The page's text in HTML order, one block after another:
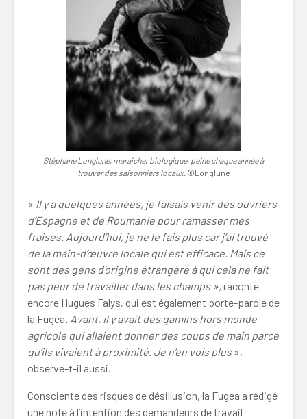
Stéphane Longlune, maraîcher biologique, peine chaque année à
trouver des saisonniers locaux. ©Longlune
« Il y a quelques années, je faisais venir des ouvriers
d’Espagne et de Roumanie pour ramasser mes
fraises. Aujourd’hui, je ne le fais plus car j’ai trouvé
de la main-d’œuvre locale qui est efficace. Mais ce
sont des gens d’origine étrangère à qui cela ne fait
pas peur de travailler dans les champs »,raconte
encore Hugues Falys, qui est également porte-parole de
la Fugea. Avant, il y avait des gamins hors monde
agricole qui allaient donner des coups de main parce
qu’ils vivaient à proximité. Je n’en vois plus»,
observe-t-il aussi.
Consciente des risques de désillusion, la Fugea a rédigé
une note à l’intention des demandeurs de travail